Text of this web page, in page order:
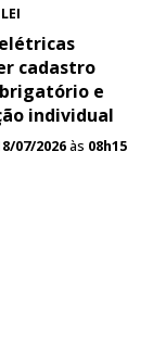
cadastro
e
individual
07/2026às 08h15